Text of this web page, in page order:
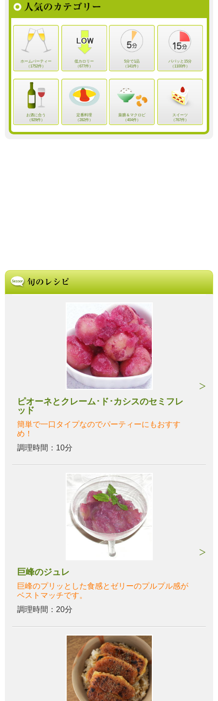
ホームパーティー
（1752件）
低カロリー
（677件）
5分で1品
（141件）
パパッと15分
（1100件）
お酒に合う
（929件）
定番料理
（282件）
薬膳＆マクロビ
（404件）
スイーツ
（767件）
ピオーネとクレーム･ド･カシスのセミフレ
ッド
簡単で一口タイプなのでパーティーにもおすす
め！
調理時間：10分
巨峰のジュレ
巨峰のプリッとした食感とゼリーのプルプル感が
ベストマッチです。
調理時間：20分